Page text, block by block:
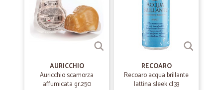
AURICCHIO
Auricchio scamorza
affumicata gr.250
RECOARO
Recoaro acqua brillante
lattina sleek cl.33